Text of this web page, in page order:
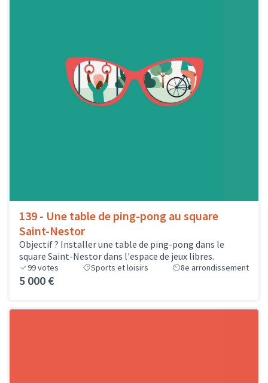
139 - Une table de ping-pong au square
Saint-Nestor
Objectif ? Installer une table de ping-pong dans le
square Saint-Nestor dans l'espace de jeux libres.
99votes Sports et loisirs 8e arrondissement
5 000 €